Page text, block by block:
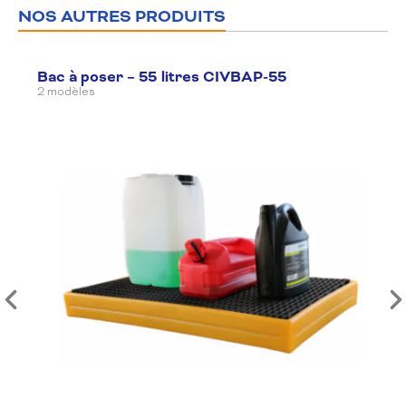
NOS AUTRES PRODUITS
Bac à poser – 55 litres CIVBAP-55
2 modèles